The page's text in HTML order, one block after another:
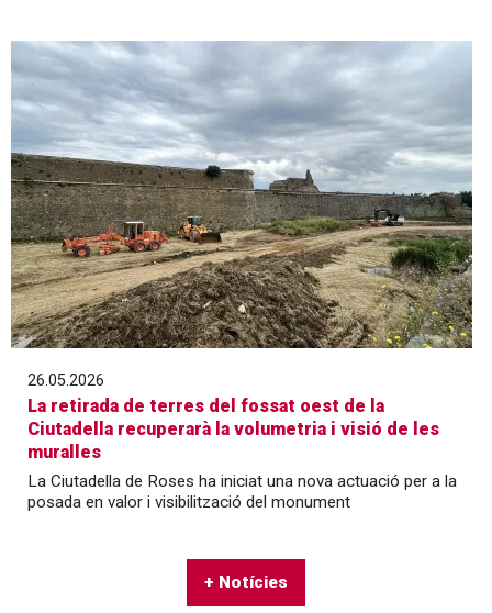
26.05.2026
La retirada de terres del fossat oest de la
Ciutadella recuperarà la volumetria i visió de les
muralles
La Ciutadella de Roses ha iniciat una nova actuació per a la
posada en valor i visibilització del monument
+ Notícies